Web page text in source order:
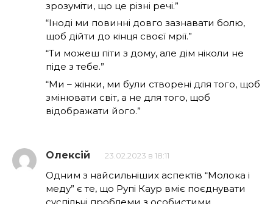
зрозуміти, що це різні речі.”
“Іноді ми повинні довго зазнавати болю,
щоб дійти до кінця своєї мрії.”
“Ти можеш піти з дому, але дім ніколи не
піде з тебе.”
“Ми – жінки, ми були створені для того, щоб
змінювати світ, а не для того, щоб
відображати його.”
Олексій 23.02.2023 в 18:11
Одним з найсильніших аспектів “Молока і
меду” є те, що Рупі Каур вміє поєднувати